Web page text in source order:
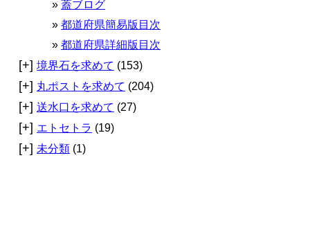
蓋ブログ
都道府県簡易版目次
都道府県詳細版目次
[+] 境界石を求めて (153)
[+] 丸ポストを求めて (204)
[+] 送水口を求めて (27)
[+] エトセトラ (19)
[+] 未分類 (1)